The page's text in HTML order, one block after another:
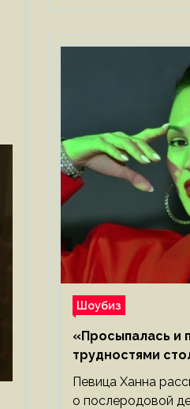
Шоубиз
«Просыпалась и
трудностями
после родов
Певица Ханна
о послеродовой